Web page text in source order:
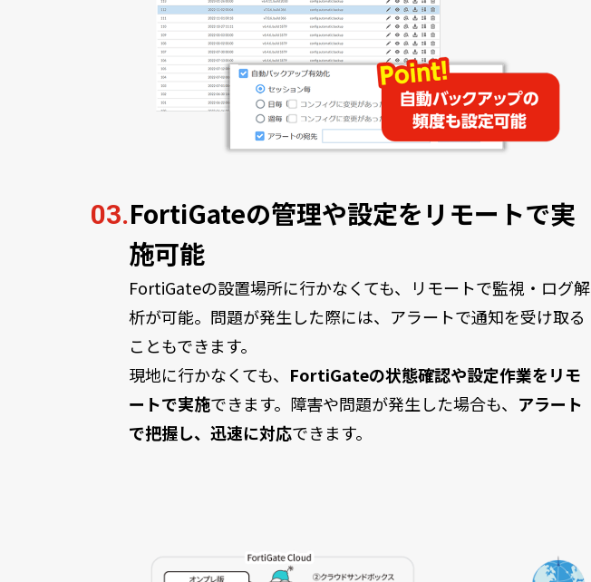
03.FortiGateの管理や設定をリモートで実
施可能
FortiGateの設置場所に行かなくても、リモートで監視・ログ解
析が可能。問題が発生した際には、アラートで通知を受け取る
こともできます。
現地に行かなくても、 FortiGateの状態確認や設定作業をリモ
ートで実施できます。障害や問題が発生した場合も、 アラート
で把握し、迅速に対応できます。